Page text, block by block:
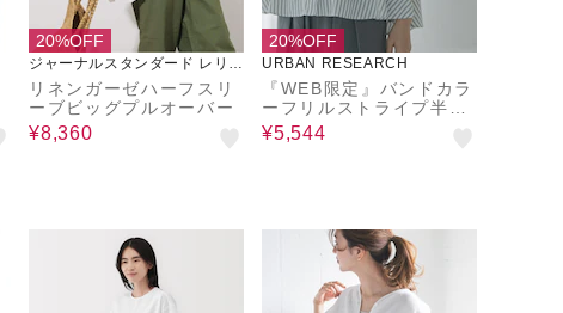
20%OFF
ジャーナルスタンダード レリュ
ーム
リネンガーゼハーフスリ
ーブビッグプルオーバー
¥8,360
20%OFF
URBAN RESEARCH
『WEB限定』バンドカラ
ーフリルストライプ半袖
シャツ
¥5,544